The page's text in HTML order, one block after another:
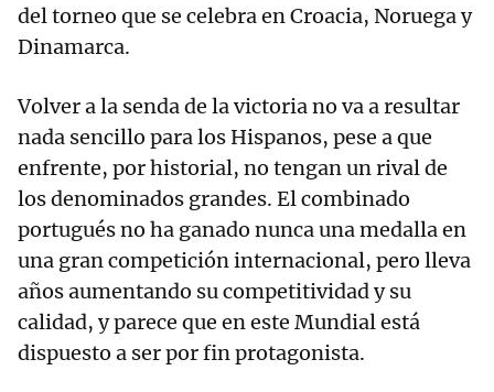
del torneo que se celebra en Croacia, Noruega y
Dinamarca.
Volver a la senda de la victoria no va a resultar
nada sencillo para los Hispanos, pese a que
enfrente, por historial, no tengan un rival de
los denominados grandes. El combinado
portugués no ha ganado nunca una medalla en
una gran competición internacional, pero lleva
años aumentando su competitividad y su
calidad, y parece que en este Mundial está
dispuesto a ser por fin protagonista.